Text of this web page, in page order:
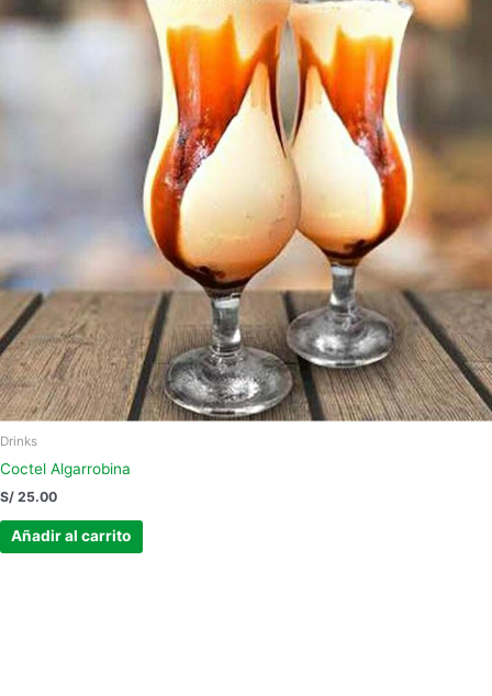
Drinks
Coctel Algarrobina
S/ 25.00
Añadir al carrito